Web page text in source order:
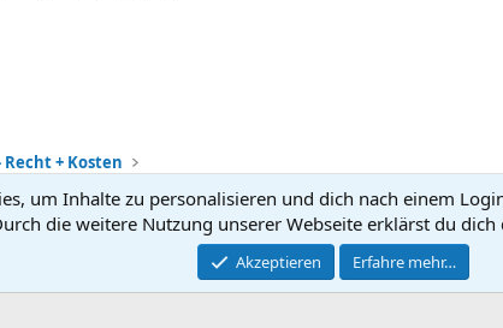
+ Kosten
Community platform by XenForo ® © 2010-2026 XenForo
um Inhalte zu personalisieren und dich nach einem
die weitere Nutzung unserer Webseite erklärst du
Akzeptieren Erfahre mehr…